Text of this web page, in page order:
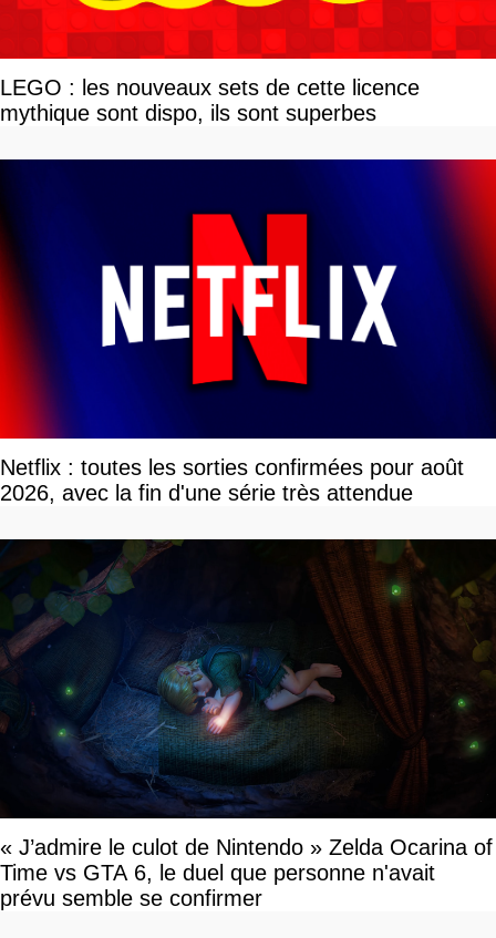
LEGO : les nouveaux sets de cette licence
mythique sont dispo, ils sont superbes
Netflix : toutes les sorties confirmées pour août
2026, avec la fin d'une série très attendue
« J’admire le culot de Nintendo » Zelda Ocarina of
Time vs GTA 6, le duel que personne n'avait
prévu semble se confirmer